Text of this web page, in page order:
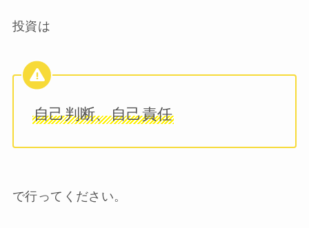
投資は
自己判断、自己責任
で行ってください。